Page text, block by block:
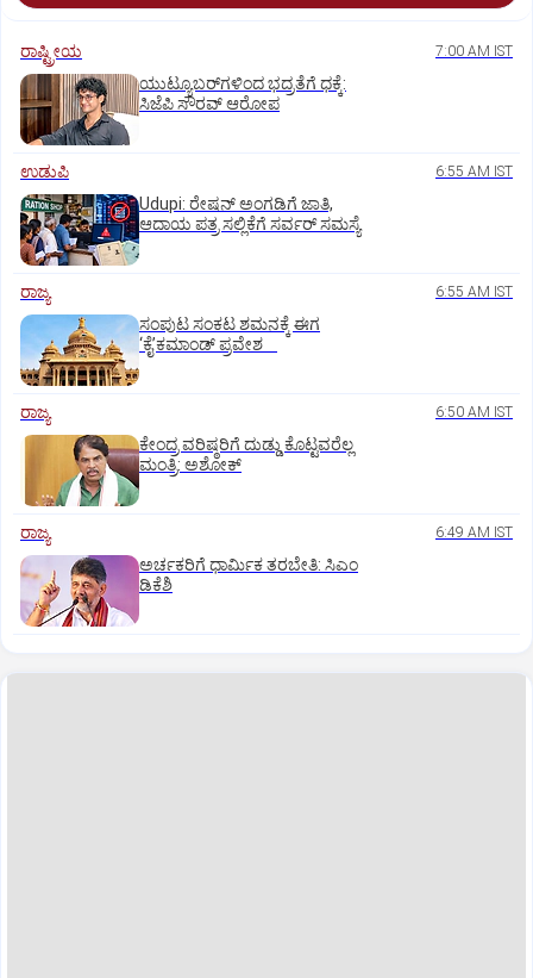
ರಾಷ್ಟ್ರೀಯ 7:00 AM IST
ಯುಟ್ಯೂಬರ್‌ಗಳಿಂದ ಭದ್ರತೆಗೆ ಧಕ್ಕೆ:
ಸಿಜೆಪಿ ಸೌರವ್‌ ಆರೋಪ
ಉಡುಪಿ 6:55 AM IST
Udupi: ರೇಷನ್‌ ಅಂಗಡಿಗೆ ಜಾತಿ,
ಆದಾಯ ಪತ್ರ ಸಲ್ಲಿಕೆಗೆ ಸರ್ವರ್‌ ಸಮಸ್ಯೆ
ರಾಜ್ಯ 6:55 AM IST
ಸಂಪುಟ ಸಂಕಟ ಶಮನಕ್ಕೆ ಈಗ
‘ಕೈ’ಕಮಾಂಡ್‌ ಪ್ರವೇಶ
ರಾಜ್ಯ 6:50 AM IST
ಕೇಂದ್ರ ವರಿಷ್ಠರಿಗೆ ದುಡ್ಡು ಕೊಟ್ಟವರೆಲ್ಲ
ಮಂತ್ರಿ: ಅಶೋಕ್
ರಾಜ್ಯ 6:49 AM IST
ಅರ್ಚಕರಿಗೆ ಧಾರ್ಮಿಕ ತರಬೇತಿ: ಸಿಎಂ
ಡಿಕೆಶಿ